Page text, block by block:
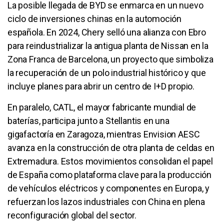
La posible llegada de BYD se enmarca en un nuevo
ciclo de inversiones chinas en la automoción
española. En 2024, Chery selló una alianza con Ebro
para reindustrializar la antigua planta de Nissan en la
Zona Franca de Barcelona, un proyecto que simboliza
la recuperación de un polo industrial histórico y que
incluye planes para abrir un centro de I+D propio.
En paralelo, CATL, el mayor fabricante mundial de
baterías, participa junto a Stellantis en una
gigafactoría en Zaragoza, mientras Envision AESC
avanza en la construcción de otra planta de celdas en
Extremadura. Estos movimientos consolidan el papel
de España como plataforma clave para la producción
de vehículos eléctricos y componentes en Europa, y
refuerzan los lazos industriales con China en plena
reconfiguración global del sector.